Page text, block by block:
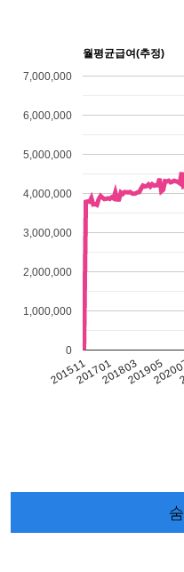
월평균급여(추정)
201511201701201803201905
0
1,000,000
2,000,000
3,000,000
4,000,000
5,000,000
6,000,000
7,000,000